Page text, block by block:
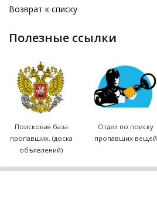
Возврат к списку
полезные ссылки
Поисковая база
пропавших. (доска
объявлений)
Отдел по поиску
пропавших вещей